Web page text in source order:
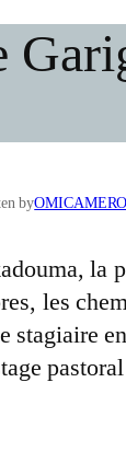
by
la
les
stagiaire